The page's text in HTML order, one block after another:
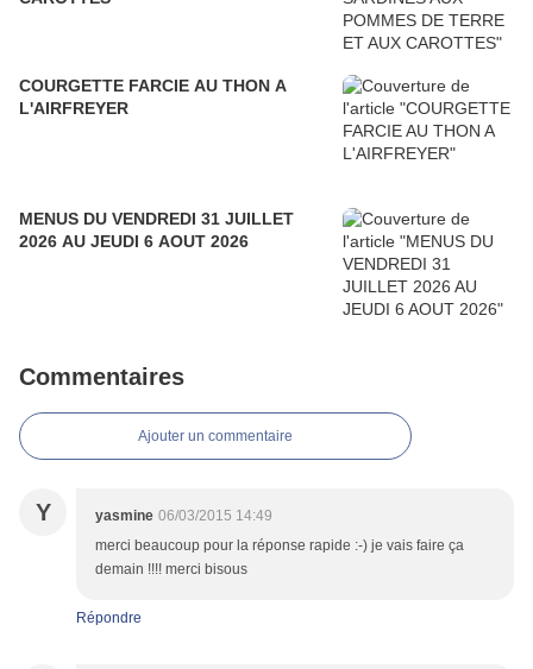
COURGETTE FARCIE AU THON A
L'AIRFREYER
MENUS DU VENDREDI 31 JUILLET
2026 AU JEUDI 6 AOUT 2026
Commentaires
Ajouter un commentaire
Y yasmine 06/03/2015 14:49
merci beaucoup pour la réponse rapide :-) je vais faire ça
demain !!!! merci bisous
Répondre